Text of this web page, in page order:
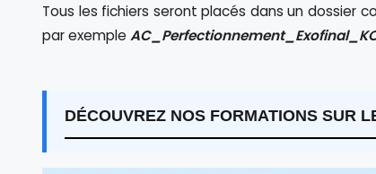
Tous les fichiers seront placés dans un dossier
par exemple
DÉCOUVREZ NOS FORMATIONS SUR